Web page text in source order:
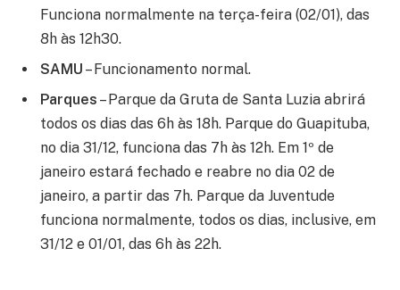
Funciona normalmente na terça-feira (02/01), das
8h às 12h30.
SAMU – Funcionamento normal.
Parques – Parque da Gruta de Santa Luzia abrirá
todos os dias das 6h às 18h. Parque do Guapituba,
no dia 31/12, funciona das 7h às 12h. Em 1º de
janeiro estará fechado e reabre no dia 02 de
janeiro, a partir das 7h. Parque da Juventude
funciona normalmente, todos os dias, inclusive, em
31/12 e 01/01, das 6h às 22h.